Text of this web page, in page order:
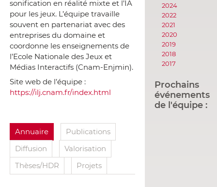
sonification en réalité mixte et l’IA
pour les jeux. L’équipe travaille
souvent en partenariat avec des
entreprises du domaine et
coordonne les enseignements de
l’Ecole Nationale des Jeux et
Médias Interactifs (Cnam-Enjmin).
Site web de l’équipe :
https://ilj.cnam.fr/index.html
Annuaire
Publications
Diffusion
Valorisation
Thèses/HDR
Projets
2024
2022
2021
2020
2019
2018
2017
Prochains
événements
de l'équipe :